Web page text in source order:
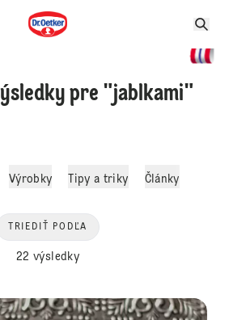
pre "jablkami"
Výrobky Tipy a triky Články
22 výsledky
TRIEDIŤ PODĽA